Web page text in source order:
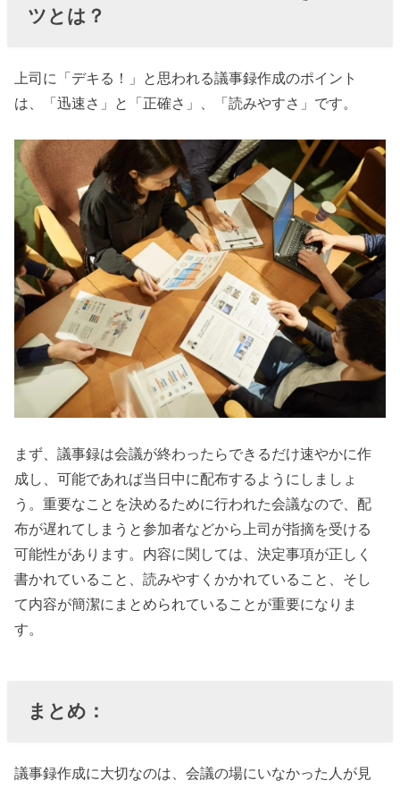
ツとは？
上司に「デキる！」と思われる議事録作成のポイント
は、「迅速さ」と「正確さ」、「読みやすさ」です。
まず、議事録は会議が終わったらできるだけ速やかに作
成し、可能であれば当日中に配布するようにしましょ
う。重要なことを決めるために行われた会議なので、配
布が遅れてしまうと参加者などから上司が指摘を受ける
可能性があります。内容に関しては、決定事項が正しく
書かれていること、読みやすくかかれていること、そし
て内容が簡潔にまとめられていることが重要になりま
す。
まとめ：
議事録作成に大切なのは、会議の場にいなかった人が見